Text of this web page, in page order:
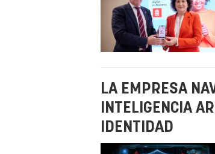
LA EMPRESA
INTELIGENCIA
IDENTIDAD